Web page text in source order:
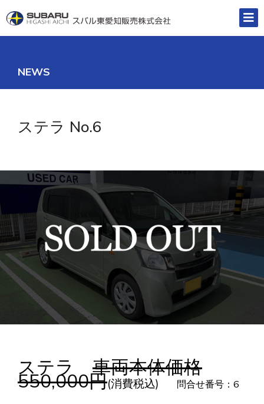
NEWS
ステラ No.6
ステラ 車両本体価格
550,000円(消費税込) 問合せ番号：6